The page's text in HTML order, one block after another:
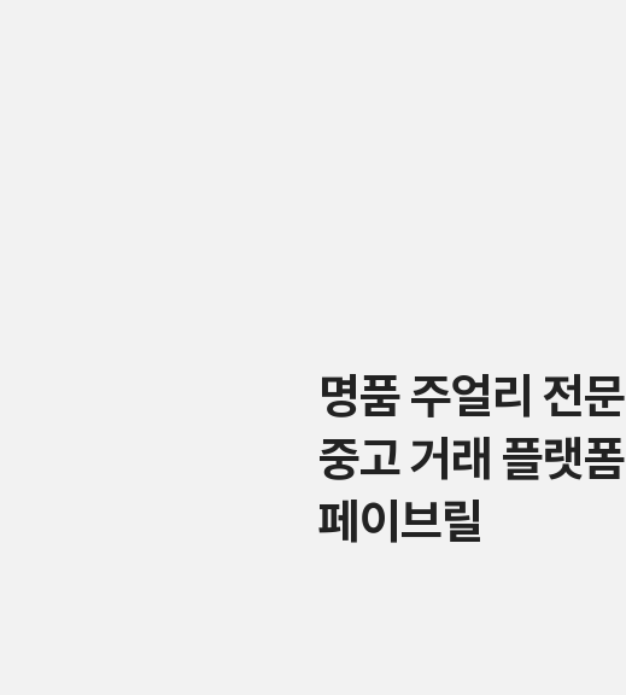
명품 주얼리 전문
중고 거래 플랫폼
페이브릴